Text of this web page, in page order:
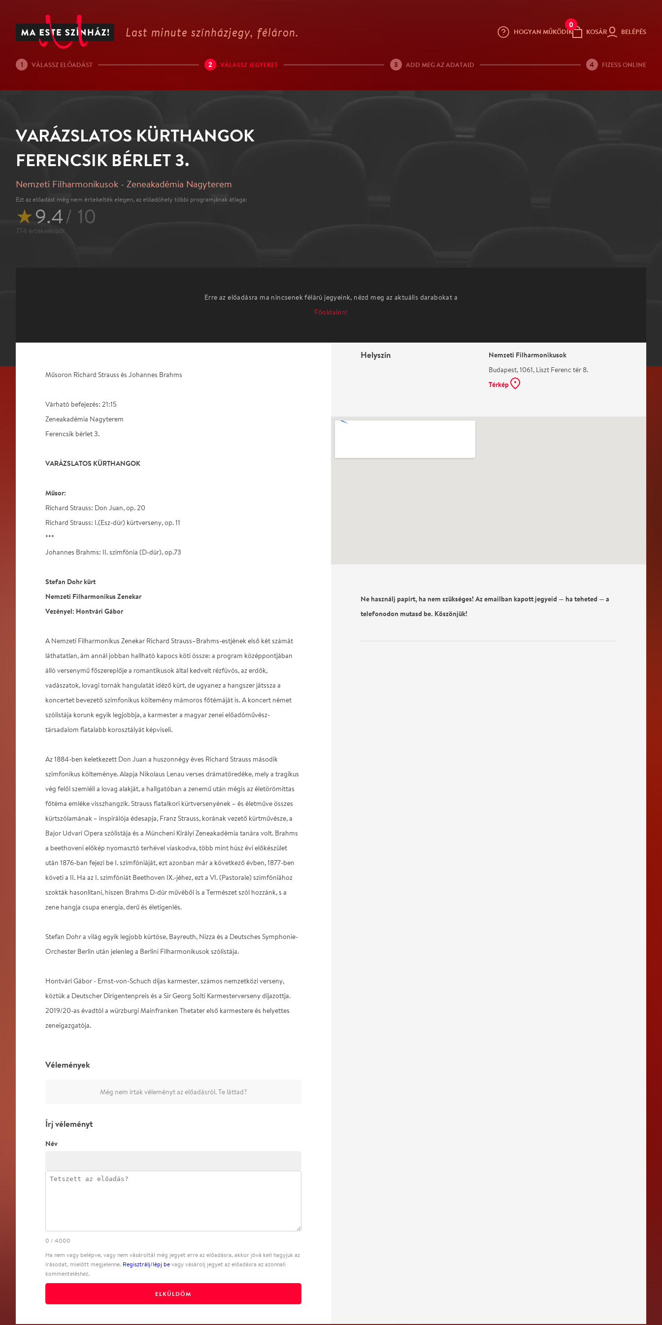
Last minute színházjegy, féláron. HOGYAN MŰKÖDIK
0
KOSÁR BELÉPÉS
1 VÁLASSZ ELŐADÁST 2 VÁLASSZ JEGYEKET 3 ADD MEG AZ ADATAID 4 FIZESS ONLINE
VARÁZSLATOS KÜRTHANGOK
FERENCSIK BÉRLET 3.
Nemzeti Filharmonikusok - Zeneakadémia Nagyterem
Ezt az előadást még nem értekelték elegen, az előadóhely többi programjának átlaga:
★9.4/ 10
774 értékelésből
Erre az előadásra ma nincsenek félárú jegyeink, nézd meg az aktuális darabokat a
Főoldalon!
Műsoron Richard Strauss és Johannes Brahms
Várható befejezés: 21:15
Zeneakadémia Nagyterem
Ferencsik bérlet 3.
VARÁZSLATOS KÜRTHANGOK
Műsor:
Richard Strauss: Don Juan, op. 20
Richard Strauss: I.(Esz-dúr) kürtverseny, op. 11
***
Johannes Brahms: II. szimfónia (D-dúr), op.73
Stefan Dohr kürt
Nemzeti Filharmonikus Zenekar
Vezényel: Hontvári Gábor
A Nemzeti Filharmonikus Zenekar Richard Strauss–Brahms-estjének első két számát
láthatatlan, ám annál jobban hallható kapocs köti össze: a program középpontjában
álló versenymű főszereplője a romantikusok által kedvelt rézfúvós, az erdők,
vadászatok, lovagi tornák hangulatát idéző kürt, de ugyanez a hangszer játssza a
koncertet bevezető szimfonikus költemény mámoros főtémáját is. A koncert német
szólistája korunk egyik legjobbja, a karmester a magyar zenei előadóművész-
társadalom fiatalabb korosztályát képviseli.
Az 1884-ben keletkezett Don Juan a huszonnégy éves Richard Strauss második
szimfonikus költeménye. Alapja Nikolaus Lenau verses drámatöredéke, mely a tragikus
vég felől szemléli a lovag alakját, a hallgatóban a zenemű után mégis az életörömittas
főtéma emléke visszhangzik. Strauss fiatalkori kürtversenyének – és életműve összes
kürtszólamának – inspirálója édesapja, Franz Strauss, korának vezető kürtművésze, a
Bajor Udvari Opera szólistája és a Müncheni Királyi Zeneakadémia tanára volt. Brahms
a beethoveni előkép nyomasztó terhével viaskodva, több mint húsz évi előkészület
után 1876-ban fejezi be I. szimfóniáját, ezt azonban már a következő évben, 1877-ben
követi a II. Ha az I. szimfóniát Beethoven IX.-jéhez, ezt a VI. (Pastorale) szimfóniához
szokták hasonlítani, hiszen Brahms D-dúr művéből is a Természet szól hozzánk, s a
zene hangja csupa energia, derű és életigenlés.
Stefan Dohr a világ egyik legjobb kürtöse, Bayreuth, Nizza és a Deutsches Symphonie-
Orchester Berlin után jelenleg a Berlini Filharmonikusok szólistája.
Hontvári Gábor - Ernst-von-Schuch díjas karmester, számos nemzetközi verseny,
köztük a Deutscher Dirigentenpreis és a Sir Georg Solti Karmesterverseny díjazottja.
2019/20-as évadtól a würzburgi Mainfranken Thetater első karmestere és helyettes
zeneigazgatója.
Helyszín Nemzeti Filharmonikusok
Budapest, 1061, Liszt Ferenc tér 8.
Térkép
Ne használj papírt, ha nem szükséges! Az emailban kapott jegyeid — ha teheted — a
telefonodon mutasd be. Köszönjük!
Vélemények
Még nem írtak véleményt az előadásról. Te láttad?
Írj véleményt
Név
0 / 4000
Ha nem vagy belépve, vagy nem vásároltál még jegyet erre az előadásra, akkor jóvá kell hagyjuk az
írásodat, mielőtt megjelenne. Regisztrálj/lépj be vagy vásárolj jegyet az előadásra az azonnali
kommenteléshez.
ELKÜLDÖM